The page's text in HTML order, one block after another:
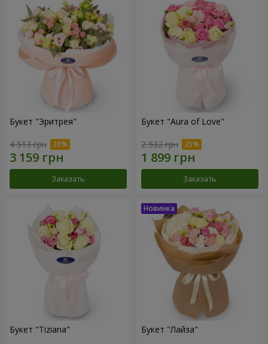
Букет "Эритрея"
4 513 грн
Заказать
Букет "Aura of Love"
2 532 грн
Заказать
Букет "Tiziana" Букет "Лайза"